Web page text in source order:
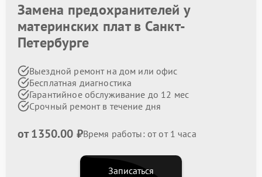
Замена предохранителей у
материнских плат в Санкт-
Петербурге
Выездной ремонт на дом или офис
Бесплатная диагностика
Гарантийное обслуживание до 12 мес
Срочный ремонт в течение дня
от 1350.00 ₽Время работы: от от 1 часа
Записаться